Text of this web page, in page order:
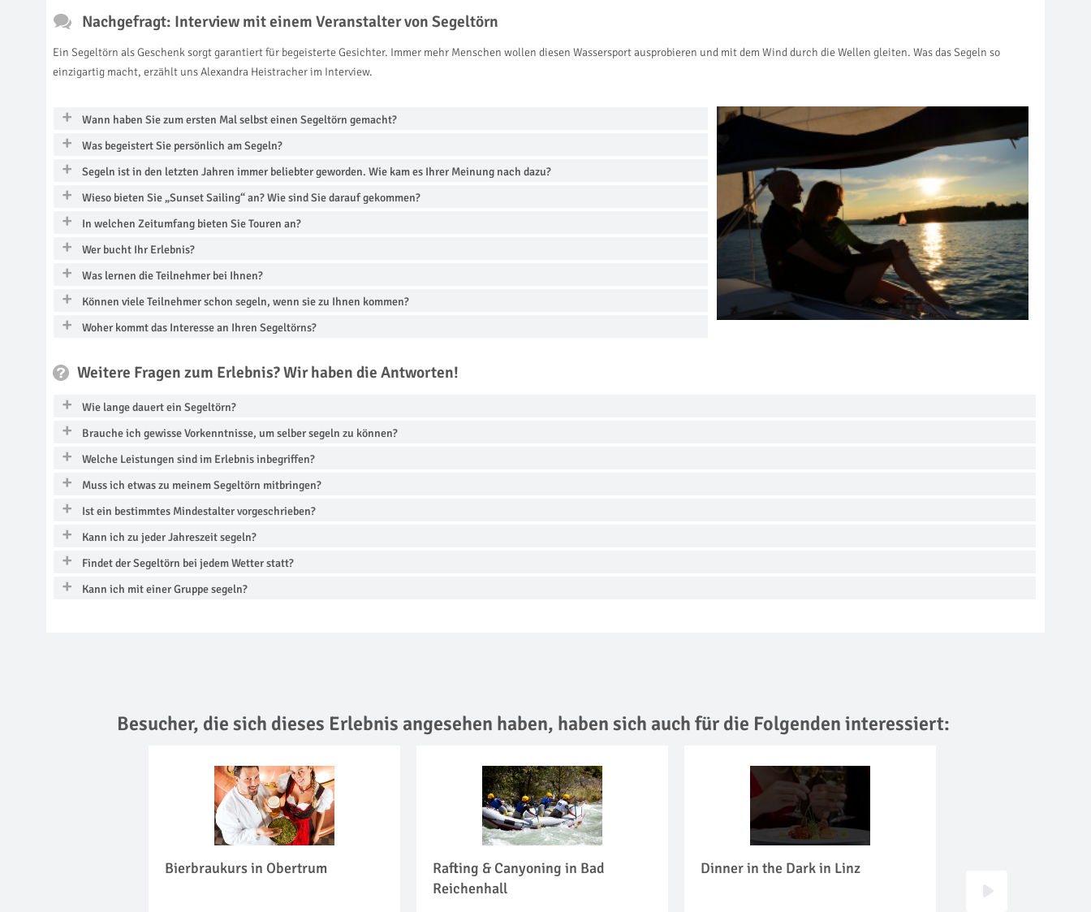
Nachgefragt: Interview mit einem Veranstalter von Segeltörn
Ein Segeltörn als Geschenk sorgt garantiert für begeisterte Gesichter. Immer mehr Menschen wollen diesen Wassersport ausprobieren und mit dem Wind durch die Wellen gleiten. Was das Segeln so
einzigartig macht, erzählt uns Alexandra Heistracher im Interview.
Wann haben Sie zum ersten Mal selbst einen Segeltörn gemacht?
Was begeistert Sie persönlich am Segeln?
Segeln ist in den letzten Jahren immer beliebter geworden. Wie kam es Ihrer Meinung nach dazu?
Wieso bieten Sie „Sunset Sailing“ an? Wie sind Sie darauf gekommen?
In welchen Zeitumfang bieten Sie Touren an?
Wer bucht Ihr Erlebnis?
Was lernen die Teilnehmer bei Ihnen?
Können viele Teilnehmer schon segeln, wenn sie zu Ihnen kommen?
Woher kommt das Interesse an Ihren Segeltörns?
Weitere Fragen zum Erlebnis? Wir haben die Antworten!
Wie lange dauert ein Segeltörn?
Brauche ich gewisse Vorkenntnisse, um selber segeln zu können?
Welche Leistungen sind im Erlebnis inbegriffen?
Muss ich etwas zu meinem Segeltörn mitbringen?
Ist ein bestimmtes Mindestalter vorgeschrieben?
Kann ich zu jeder Jahreszeit segeln?
Findet der Segeltörn bei jedem Wetter statt?
Kann ich mit einer Gruppe segeln?
Besucher, die sich dieses Erlebnis angesehen haben, haben sich auch für die Folgenden interessiert:
Bierbraukurs in Obertrum
Rafting & Canyoning in Bad
Reichenhall
Dinner in the Dark in Linz